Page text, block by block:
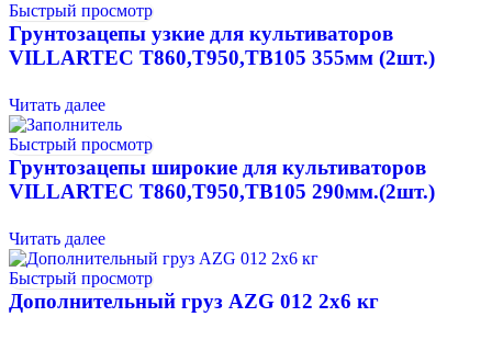
Быстрый просмотр
Грунтозацепы узкие для культиваторов
VILLARTEC T860,T950,TB105 355мм (2шт.)
Читать далее
Быстрый просмотр
Грунтозацепы широкие для культиваторов
VILLARTEC T860,T950,TB105 290мм.(2шт.)
Читать далее
Быстрый просмотр
Дополнительный груз AZG 012 2х6 кг